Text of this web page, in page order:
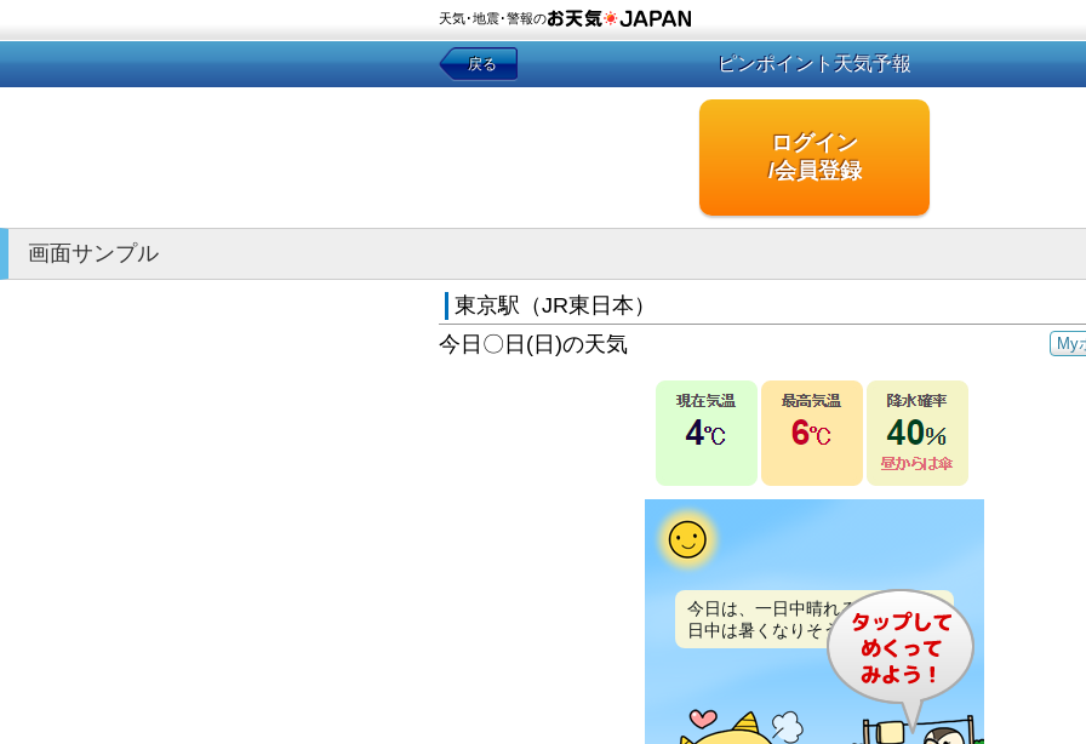
天気･地震･警報の
戻る ピンポイント天気予報
ログイン
/会員登録
画面サンプル
東京駅（JR東日本）
My
今日〇日(日)の天気
今日は、一日中晴れるでしょう。
日中は暑くなりそうです。